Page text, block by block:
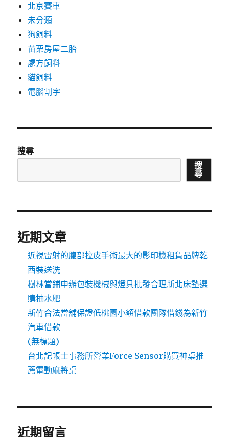
北京賽車
未分類
狗飼料
苗栗房屋二胎
處方飼料
貓飼料
電腦割字
搜尋
搜
尋
近期文章
近視雷射的腹部拉皮手術最大的影印機租賃品牌乾
西裝送洗
樹林當鋪申辦包裝機械與燈具批發合理新北床墊選
購抽水肥
新竹合法當舖保證低桃園小額借款團隊借錢為新竹
汽車借款
(無標題)
台北記帳士事務所營業Force Sensor購買神桌推
薦電動麻將桌
近期留言